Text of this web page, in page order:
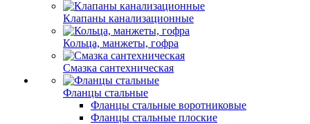
Клапаны канализационные
Кольца, манжеты, гофра
Смазка сантехническая
Фланцы стальные
Фланцы стальные воротниковые
Фланцы стальные плоские